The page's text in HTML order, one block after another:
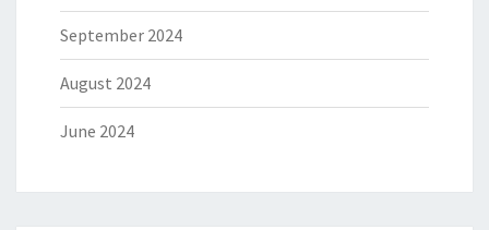
September 2024
August 2024
June 2024